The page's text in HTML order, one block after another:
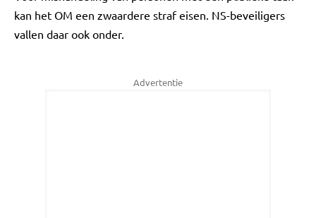
kan het OM een zwaardere straf eisen. NS-beveiligers
vallen daar ook onder.
Advertentie